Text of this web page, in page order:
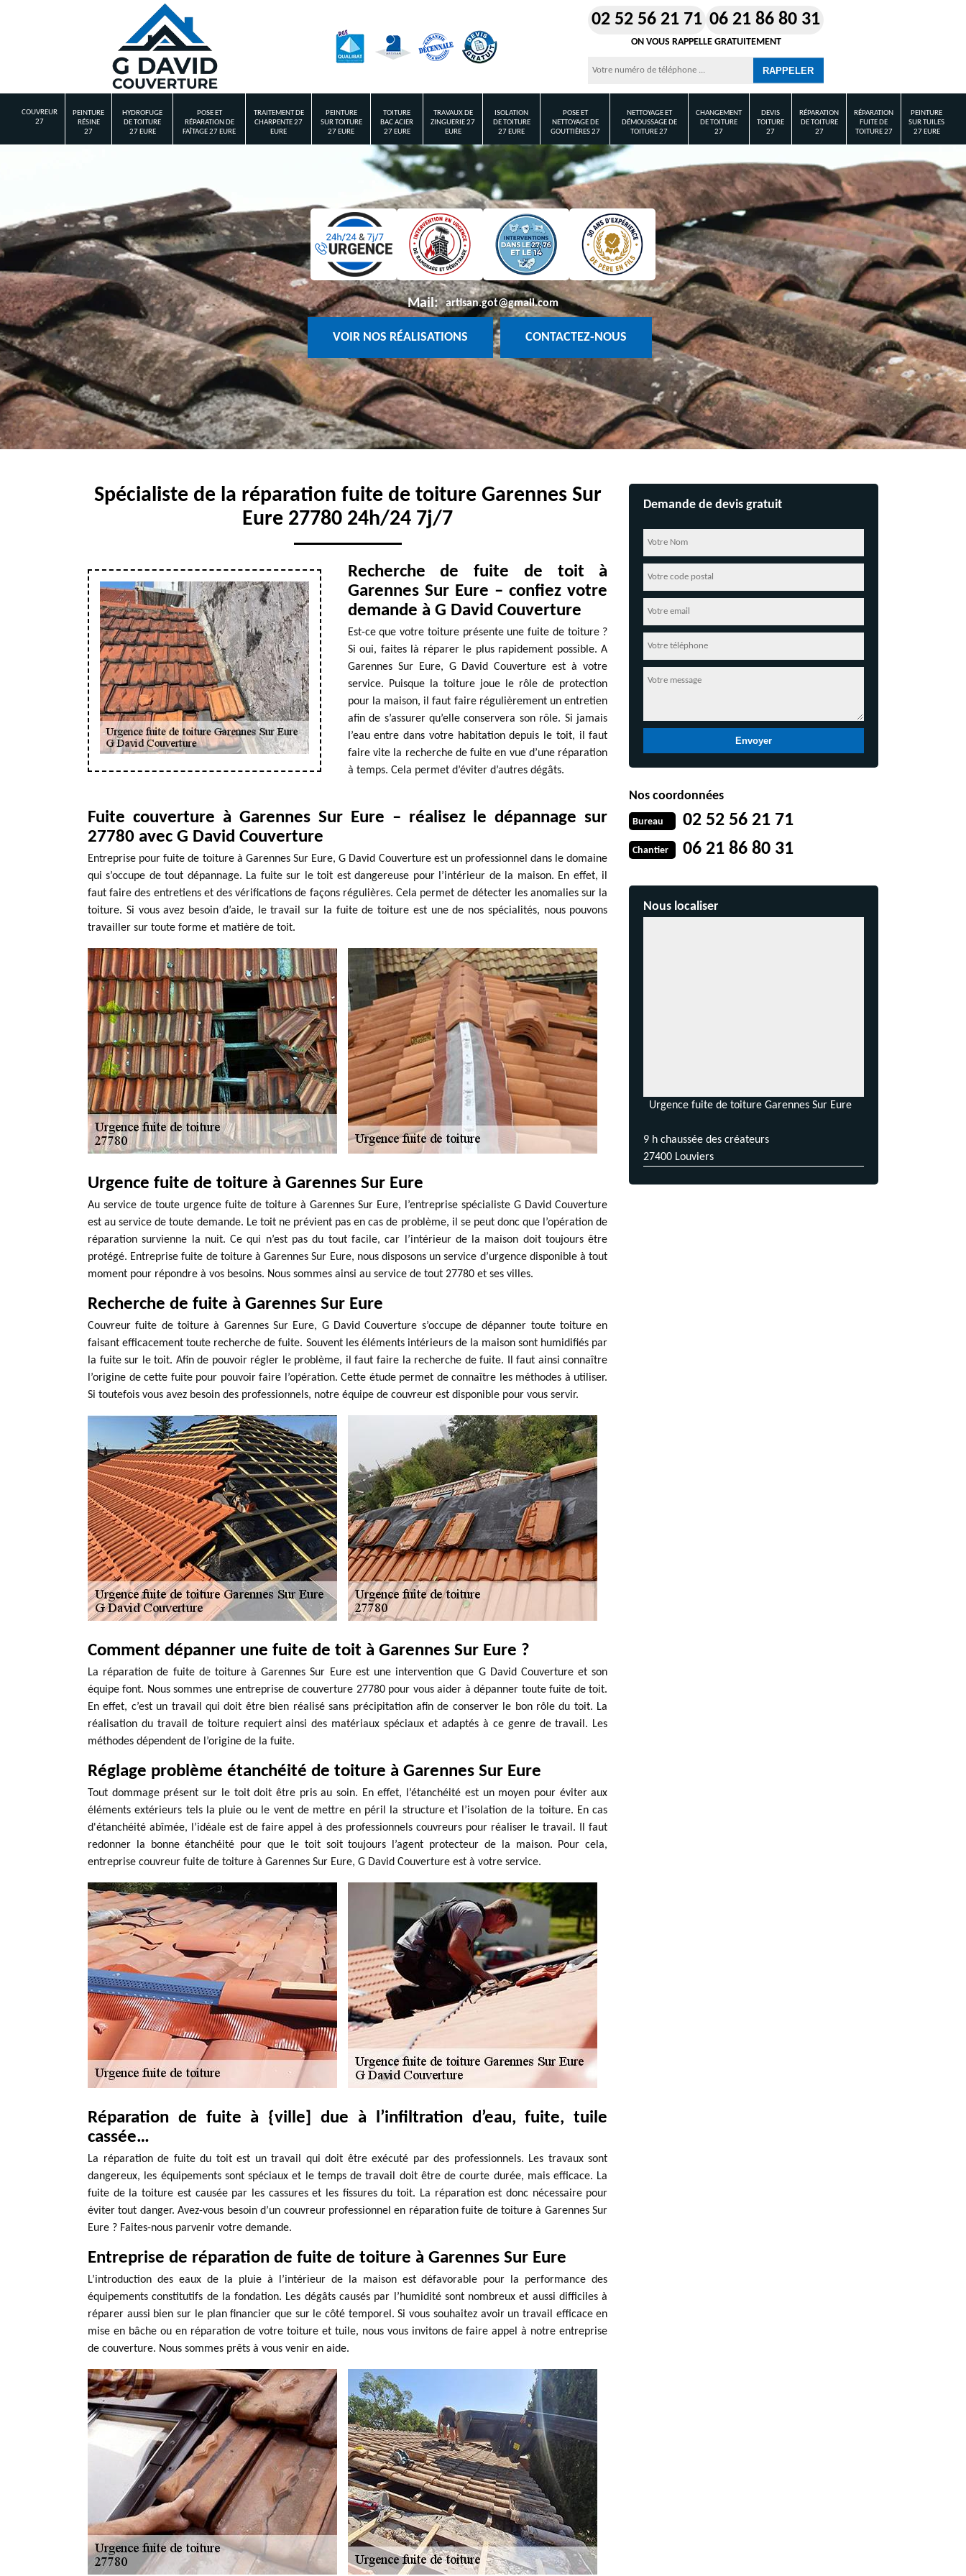
02 52 56 21 71 06 21 86 80 31
ON VOUS RAPPELLE GRATUITEMENT
COUVREUR
27
PEINTURE
RÉSINE
27
HYDROFUGE
DE TOITURE
27 EURE
POSE ET
RÉPARATION DE
FAÎTAGE 27 EURE
TRAITEMENT DE
CHARPENTE 27
EURE
PEINTURE
SUR TOITURE
27 EURE
TOITURE
BAC ACIER
27 EURE
TRAVAUX DE
ZINGUERIE 27
EURE
ISOLATION
DE TOITURE
27 EURE
POSE ET
NETTOYAGE DE
GOUTTIÈRES 27
NETTOYAGE ET
DÉMOUSSAGE DE
TOITURE 27
CHANGEMENT
DE TOITURE
27
DEVIS
TOITURE
27
RÉPARATION
DE TOITURE
27
RÉPARATION
FUITE DE
TOITURE 27
PEINTURE
SUR TUILES
27 EURE
Mail: artisan.got@gmail.com
VOIR NOS RÉALISATIONS CONTACTEZ-NOUS
Spécialiste de la réparation fuite de toiture Garennes Sur
Eure 27780 24h/24 7j/7
Recherche de fuite de toit à
Garennes Sur Eure – confiez votre
demande à G David Couverture
Est-ce que votre toiture présente une fuite de toiture ?
Si oui, faites là réparer le plus rapidement possible. A
Garennes Sur Eure, G David Couverture est à votre
service. Puisque la toiture joue le rôle de protection
pour la maison, il faut faire régulièrement un entretien
afin de s’assurer qu’elle conservera son rôle. Si jamais
l’eau entre dans votre habitation depuis le toit, il faut
faire vite la recherche de fuite en vue d’une réparation
à temps. Cela permet d’éviter d’autres dégâts.
Fuite couverture à Garennes Sur Eure – réalisez le dépannage sur
27780 avec G David Couverture
Entreprise pour fuite de toiture à Garennes Sur Eure, G David Couverture est un professionnel dans le domaine
qui s’occupe de tout dépannage. La fuite sur le toit est dangereuse pour l’intérieur de la maison. En effet, il
faut faire des entretiens et des vérifications de façons régulières. Cela permet de détecter les anomalies sur la
toiture. Si vous avez besoin d’aide, le travail sur la fuite de toiture est une de nos spécialités, nous pouvons
travailler sur toute forme et matière de toit.
Urgence fuite de toiture à Garennes Sur Eure
Au service de toute urgence fuite de toiture à Garennes Sur Eure, l’entreprise spécialiste G David Couverture
est au service de toute demande. Le toit ne prévient pas en cas de problème, il se peut donc que l’opération de
réparation survienne la nuit. Ce qui n’est pas du tout facile, car l’intérieur de la maison doit toujours être
protégé. Entreprise fuite de toiture à Garennes Sur Eure, nous disposons un service d’urgence disponible à tout
moment pour répondre à vos besoins. Nous sommes ainsi au service de tout 27780 et ses villes.
Recherche de fuite à Garennes Sur Eure
Couvreur fuite de toiture à Garennes Sur Eure, G David Couverture s’occupe de dépanner toute toiture en
faisant efficacement toute recherche de fuite. Souvent les éléments intérieurs de la maison sont humidifiés par
la fuite sur le toit. Afin de pouvoir régler le problème, il faut faire la recherche de fuite. Il faut ainsi connaître
l’origine de cette fuite pour pouvoir faire l’opération. Cette étude permet de connaître les méthodes à utiliser.
Si toutefois vous avez besoin des professionnels, notre équipe de couvreur est disponible pour vous servir.
Comment dépanner une fuite de toit à Garennes Sur Eure ?
La réparation de fuite de toiture à Garennes Sur Eure est une intervention que G David Couverture et son
équipe font. Nous sommes une entreprise de couverture 27780 pour vous aider à dépanner toute fuite de toit.
En effet, c’est un travail qui doit être bien réalisé sans précipitation afin de conserver le bon rôle du toit. La
réalisation du travail de toiture requiert ainsi des matériaux spéciaux et adaptés à ce genre de travail. Les
méthodes dépendent de l’origine de la fuite.
Réglage problème étanchéité de toiture à Garennes Sur Eure
Tout dommage présent sur le toit doit être pris au soin. En effet, l’étanchéité est un moyen pour éviter aux
éléments extérieurs tels la pluie ou le vent de mettre en péril la structure et l’isolation de la toiture. En cas
d'étanchéité abîmée, l’idéale est de faire appel à des professionnels couvreurs pour réaliser le travail. Il faut
redonner la bonne étanchéité pour que le toit soit toujours l’agent protecteur de la maison. Pour cela,
entreprise couvreur fuite de toiture à Garennes Sur Eure, G David Couverture est à votre service.
Réparation de fuite à {ville] due à l’infiltration d’eau, fuite, tuile
cassée…
La réparation de fuite du toit est un travail qui doit être exécuté par des professionnels. Les travaux sont
dangereux, les équipements sont spéciaux et le temps de travail doit être de courte durée, mais efficace. La
fuite de la toiture est causée par les cassures et les fissures du toit. La réparation est donc nécessaire pour
éviter tout danger. Avez-vous besoin d’un couvreur professionnel en réparation fuite de toiture à Garennes Sur
Eure ? Faites-nous parvenir votre demande.
Entreprise de réparation de fuite de toiture à Garennes Sur Eure
L’introduction des eaux de la pluie à l’intérieur de la maison est défavorable pour la performance des
équipements constitutifs de la fondation. Les dégâts causés par l’humidité sont nombreux et aussi difficiles à
réparer aussi bien sur le plan financier que sur le côté temporel. Si vous souhaitez avoir un travail efficace en
mise en bâche ou en réparation de votre toiture et tuile, nous vous invitons de faire appel à notre entreprise
de couverture. Nous sommes prêts à vous venir en aide.
Demande de devis gratuit
Nos coordonnées
Bureau 02 52 56 21 71
Chantier 06 21 86 80 31
Nous localiser
Urgence fuite de toiture Garennes Sur Eure
9 h chaussée des créateurs
27400 Louviers